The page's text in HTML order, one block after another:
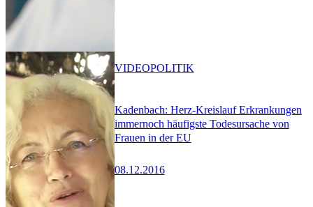
Kadenbach: Herz-Kreislauf Erkrankungen
immernoch häufigste Todesursache von
Frauen in der EU
08.12.2016
VIDEOPOLITIK